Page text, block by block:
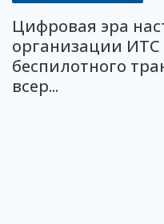
Цифровая эра
организации
беспилотного
всер...